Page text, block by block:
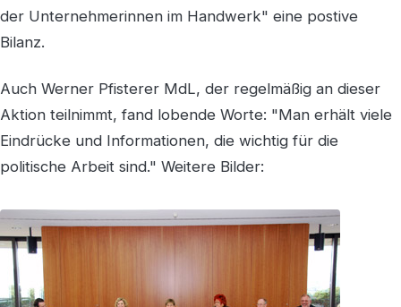
der Unternehmerinnen im Handwerk" eine postive
Bilanz.
Auch Werner Pfisterer MdL, der regelmäßig an dieser
Aktion teilnimmt, fand lobende Worte: "Man erhält viele
Eindrücke und Informationen, die wichtig für die
politische Arbeit sind." Weitere Bilder: